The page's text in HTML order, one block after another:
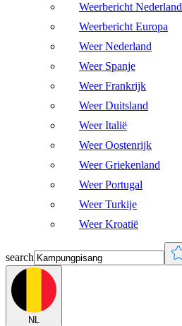
Weerbericht Nederland
Weerbericht Europa
Weer Nederland
Weer Spanje
Weer Frankrijk
Weer Duitsland
Weer Italië
Weer Oostenrijk
Weer Griekenland
Weer Portugal
Weer Turkije
Weer Kroatië
search
NL